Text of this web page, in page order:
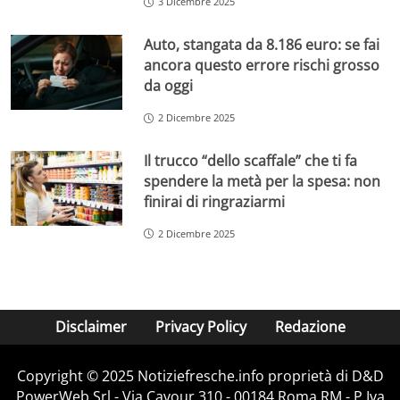
Auto, stangata da 8.186 euro: se fai
ancora questo errore rischi grosso
da oggi
2 Dicembre 2025
Il trucco “dello scaffale” che ti fa
spendere la metà per la spesa: non
finirai di ringraziarmi
2 Dicembre 2025
Disclaimer Privacy Policy Redazione
Copyright © 2025 Notiziefresche.info proprietà di D&D